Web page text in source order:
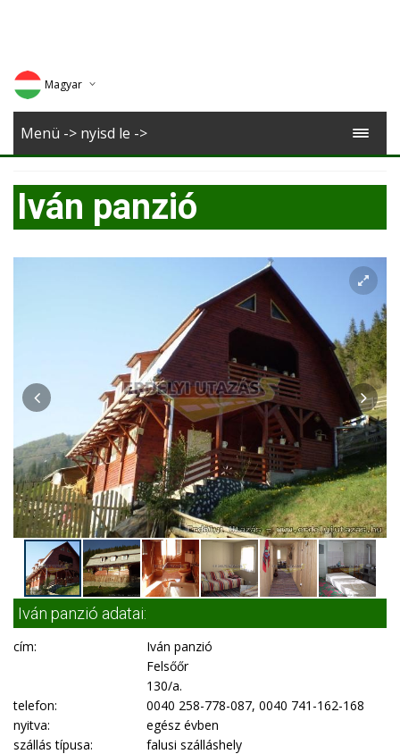
Magyar
Deutsch
Romana
Menü -> nyisd le ->
Iván panzió
Iván panzió adatai:
cím:
Iván panzió
Felsőőr
130/a.
telefon:
0040 258-778-087, 0040 741-162-168
nyitva:
egész évben
szállás típusa:
falusi szálláshely